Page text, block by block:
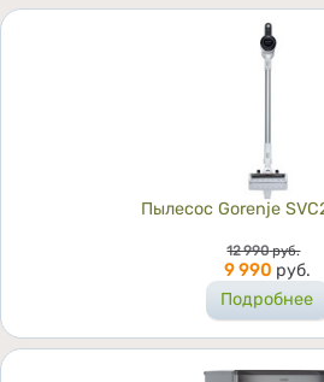
Пылесос Gorenje
Цена
12 990 руб.
9 990 руб.
Подробнее